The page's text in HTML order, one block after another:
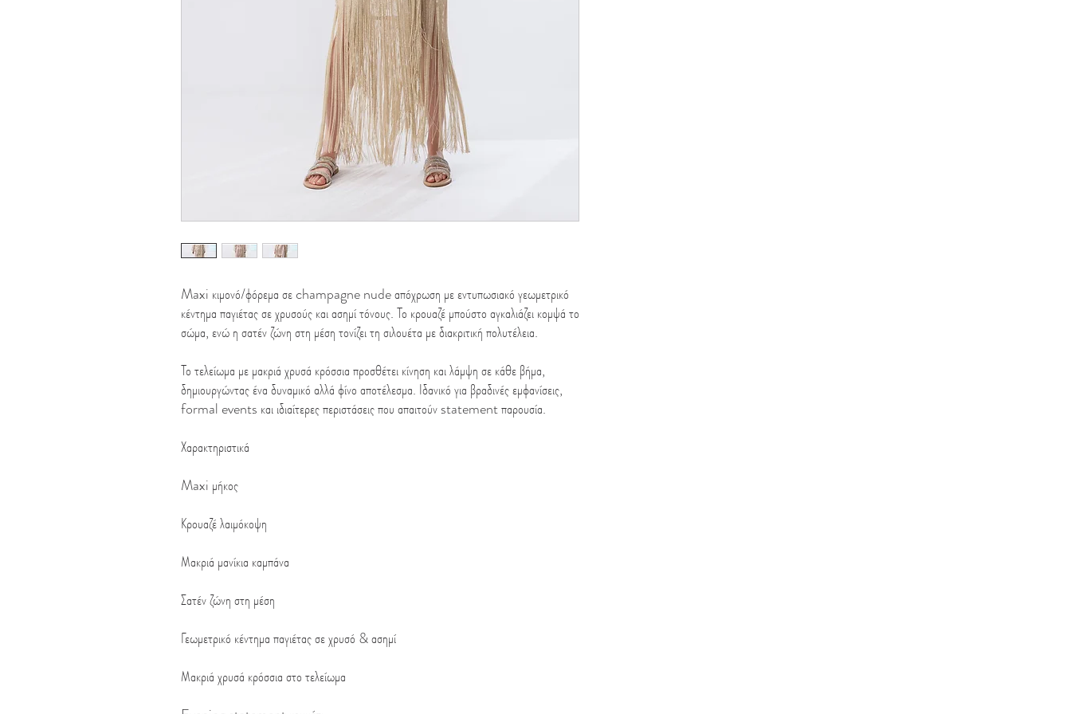
Maxi κιμονό/φόρεμα σε champagne nude απόχρωση με εντυπωσιακό γεωμετρικό
κέντημα παγιέτας σε χρυσούς και ασημί τόνους. Το κρουαζέ μπούστο αγκαλιάζει κομψά το
σώμα, ενώ η σατέν ζώνη στη μέση τονίζει τη σιλουέτα με διακριτική πολυτέλεια.
Το τελείωμα με μακριά χρυσά κρόσσια προσθέτει κίνηση και λάμψη σε κάθε βήμα,
δημιουργώντας ένα δυναμικό αλλά φίνο αποτέλεσμα. Ιδανικό για βραδινές εμφανίσεις,
formal events και ιδιαίτερες περιστάσεις που απαιτούν statement παρουσία.
Χαρακτηριστικά
Maxi μήκος
Κρουαζέ λαιμόκοψη
Μακριά μανίκια καμπάνα
Σατέν ζώνη στη μέση
Γεωμετρικό κέντημα παγιέτας σε χρυσό & ασημί
Μακριά χρυσά κρόσσια στο τελείωμα